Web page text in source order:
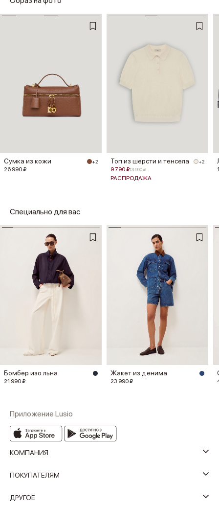
Сумка из кожи +2
26 990 ₽
Топ из шерсти и тенсела +2
9 790 ₽13 990 ₽
РАСПРОДАЖА
Специально для вас
Бомбер изо льна
21 990 ₽
Жакет из денима
23 990 ₽
Приложение Lusio
КОМПАНИЯ
ПОКУПАТЕЛЯМ
ДРУГОЕ